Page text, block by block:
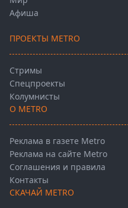
Афиша
ПРОЕКТЫ METRO
Стримы
Спецпроекты
Колумнисты
О METRO
Реклама в газете Metro
Реклама на сайте Metro
Соглашения и правила
Контакты
СКАЧАЙ METRO